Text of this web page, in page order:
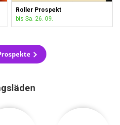
Roller Prospekt
bis Sa. 26. 09.